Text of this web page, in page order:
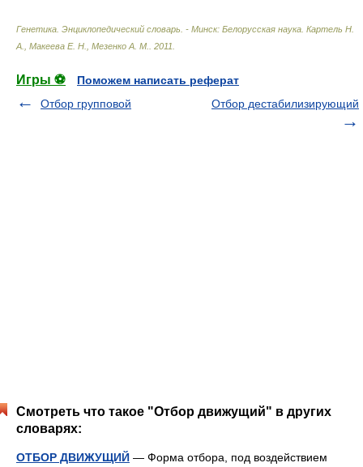
Генетика. Энциклопедический словарь. - Минск: Белорусская наука Картель Н.
А., Макеева Е. Н., Мезенко А. М.
2011
Игры ⚽
Поможем написать реферат
Отбор групповой
Отбор дестабилизирующий
Смотреть что такое "Отбор движущий" в других
словарях:
ОТБОР ДВИЖУЩИЙ — Форма отбора, под воздействием